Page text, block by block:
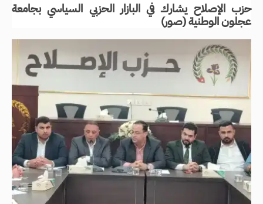
حزب الإصلاح يشارك في البازار الحزبي السياسي بجامعة
عجلون الوطنية (صور)